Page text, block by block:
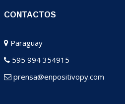
CONTACTOS
Paraguay
595 994 354915
prensa@enpositivopy.com